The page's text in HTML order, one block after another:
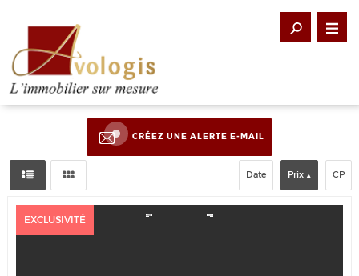
CRÉEZ UNE ALERTE E-MAIL
Date Prix CP
EXCLUSIVITÉ